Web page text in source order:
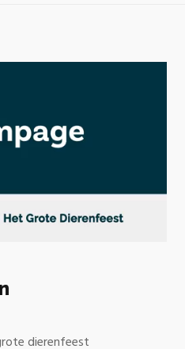
dierenfeest